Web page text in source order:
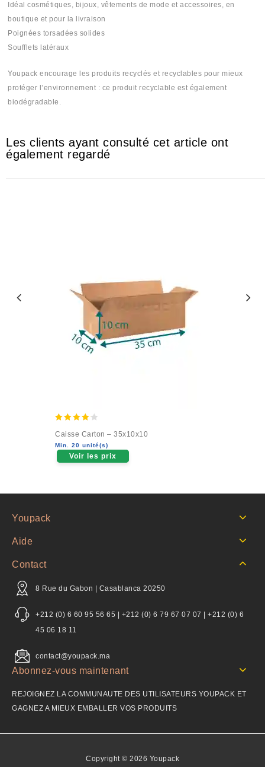
Idéal cosmétiques, bijoux, vêtements de mode et accessoires, en
boutique et pour la livraison
Poignées torsadées solides
Soufflets latéraux
Youpack encourage les produits recyclés et recyclables pour mieux
protéger l’environnement : ce produit recyclable est également
biodégradable.
Les clients ayant consulté cet article ont
également regardé
out of 5
Caisse Carton – 35x10x10
Min. 20 unité(s)
Voir les prix
Youpack
Aide
Contact
8 Rue du Gabon | Casablanca 20250
+212 (0) 6 60 95 56 65 | +212 (0) 6 79 67 07 07 | +212 (0) 6
45 06 18 11
contact@youpack.ma
Abonnez-vous maintenant
REJOIGNEZ LA COMMUNAUTE DES UTILISATEURS YOUPACK ET
GAGNEZ A MIEUX EMBALLER VOS PRODUITS
Copyright © 2026 Youpack